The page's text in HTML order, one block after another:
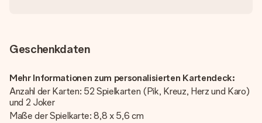
Geschenkdaten
Mehr Informationen zum personalisierten Kartendeck:
Anzahl der Karten: 52 Spielkarten (Pik, Kreuz, Herz und Karo)
und 2 Joker
Maße der Spielkarte: 8,8 x 5,6 cm